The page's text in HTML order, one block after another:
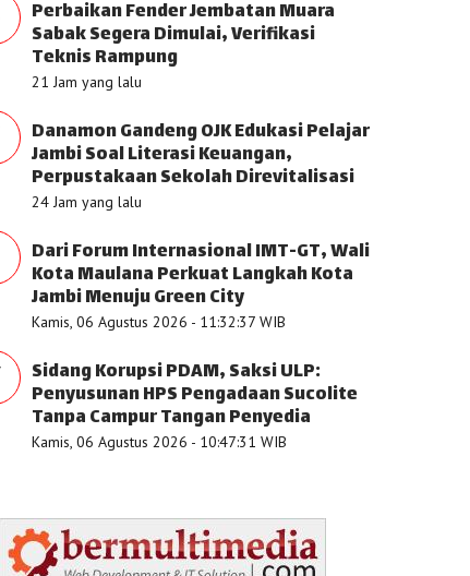
Perbaikan Fender Jembatan Muara
Sabak Segera Dimulai, Verifikasi
Teknis Rampung
21 Jam yang lalu
Danamon Gandeng OJK Edukasi Pelajar
Jambi Soal Literasi Keuangan,
Perpustakaan Sekolah Direvitalisasi
24 Jam yang lalu
Dari Forum Internasional IMT-GT, Wali
Kota Maulana Perkuat Langkah Kota
Jambi Menuju Green City
Kamis, 06 Agustus 2026 - 11:32:37 WIB
Sidang Korupsi PDAM, Saksi ULP:
Penyusunan HPS Pengadaan Sucolite
Tanpa Campur Tangan Penyedia
Kamis, 06 Agustus 2026 - 10:47:31 WIB